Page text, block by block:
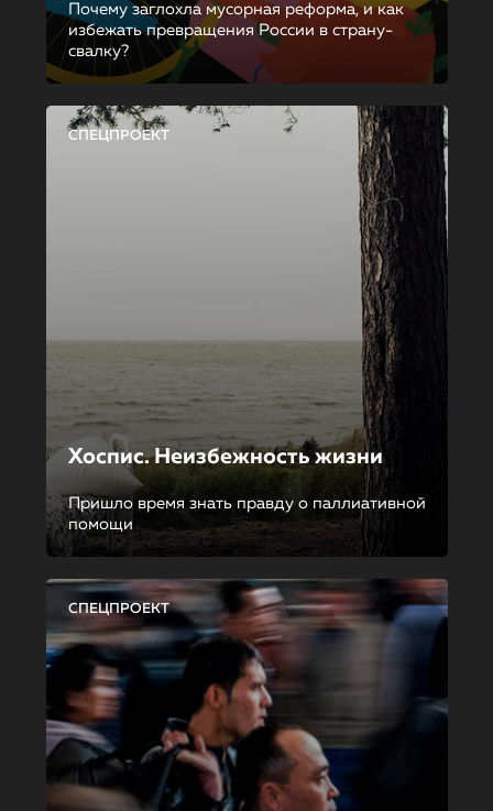
Почему заглохла мусорная реформа, и как
избежать превращения России в страну-
свалку?
СПЕЦПРОЕКТ
Хоспис. Неизбежность жизни
Пришло время знать правду о паллиативной
помощи
СПЕЦПРОЕКТ